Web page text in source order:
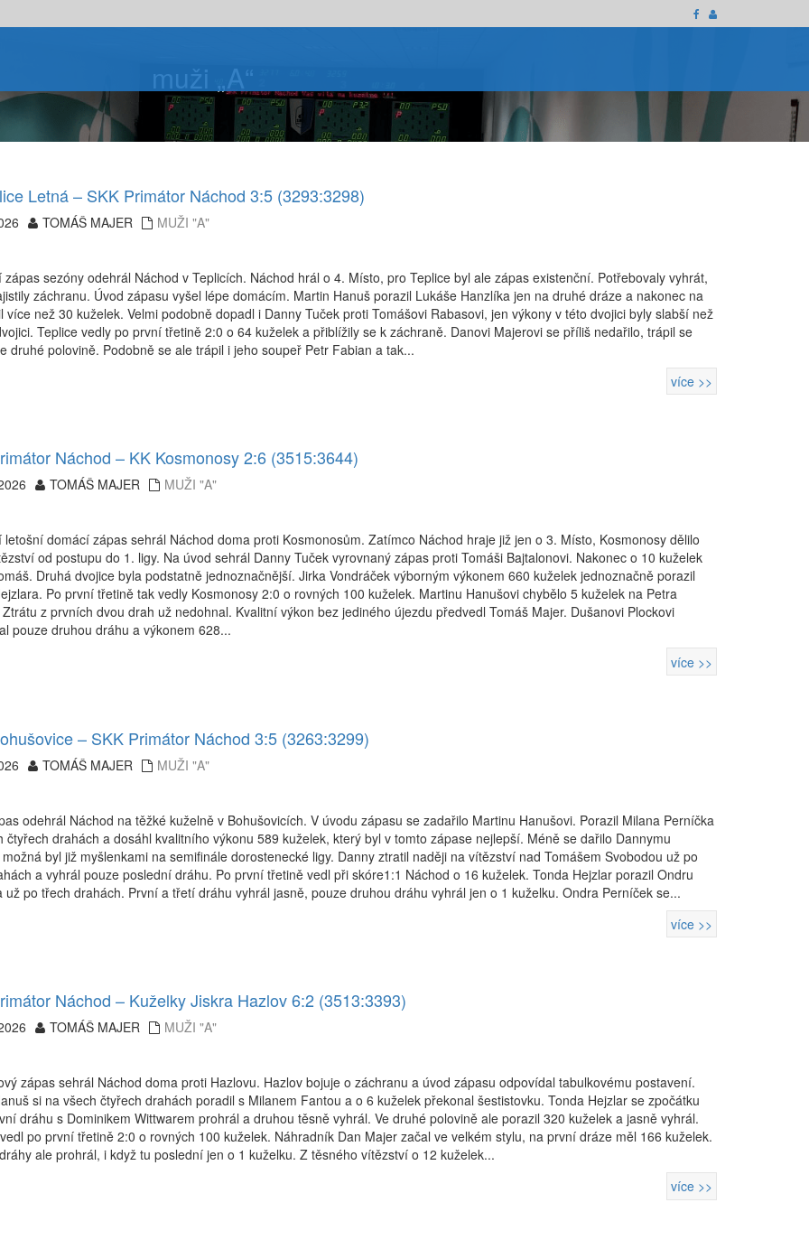
muži „A“
Letná – SKK Primátor Náchod 3:5 (3293:3298)
TOMÁŠ MAJER MUŽI "A"
zápas sezóny odehrál Náchod v Teplicích. Náchod hrál o 4. Místo, pro Teplice byl ale zápas existenční. Potřebovaly vyhrát,
záchranu. Úvod zápasu vyšel lépe domácím. Martin Hanuš porazil Lukáše Hanzlíka jen na druhé dráze a nakonec na
více než 30 kuželek. Velmi podobně dopadl i Danny Tuček proti Tomášovi Rabasovi, jen výkony v této dvojici byly slabší než
Teplice vedly po první třetině 2:0 o 64 kuželek a přiblížily se k záchraně. Danovi Majerovi se příliš nedařilo, trápil se
druhé polovině. Podobně se ale trápil i jeho soupeř Petr Fabian a tak...
více >>
Náchod – KK Kosmonosy 2:6 (3515:3644)
TOMÁŠ MAJER MUŽI "A"
letošní domácí zápas sehrál Náchod doma proti Kosmonosům. Zatímco Náchod hraje již jen o 3. Místo, Kosmonosy dělilo
od postupu do 1. ligy. Na úvod sehrál Danny Tuček vyrovnaný zápas proti Tomáši Bajtalonovi. Nakonec o 10 kuželek
Druhá dvojice byla podstatně jednoznačnější. Jirka Vondráček výborným výkonem 660 kuželek jednoznačně porazil
Po první třetině tak vedly Kosmonosy 2:0 o rovných 100 kuželek. Martinu Hanušovi chybělo 5 kuželek na Petra
z prvních dvou drah už nedohnal. Kvalitní výkon bez jediného újezdu předvedl Tomáš Majer. Dušanovi Plockovi
pouze druhou dráhu a výkonem 628...
více >>
– SKK Primátor Náchod 3:5 (3263:3299)
TOMÁŠ MAJER MUŽI "A"
odehrál Náchod na těžké kuželně v Bohušovicích. V úvodu zápasu se zadařilo Martinu Hanušovi. Porazil Milana Perníčka
čtyřech drahách a dosáhl kvalitního výkonu 589 kuželek, který byl v tomto zápase nejlepší. Méně se dařilo Dannymu
byl již myšlenkami na semifinále dorostenecké ligy. Danny ztratil naději na vítězství nad Tomášem Svobodou už po
a vyhrál pouze poslední dráhu. Po první třetině vedl při skóre1:1 Náchod o 16 kuželek. Tonda Hejzlar porazil Ondru
už po třech drahách. První a třetí dráhu vyhrál jasně, pouze druhou dráhu vyhrál jen o 1 kuželku. Ondra Perníček se...
více >>
Náchod – Kuželky Jiskra Hazlov 6:2 (3513:3393)
TOMÁŠ MAJER MUŽI "A"
zápas sehrál Náchod doma proti Hazlovu. Hazlov bojuje o záchranu a úvod zápasu odpovídal tabulkovému postavení.
si na všech čtyřech drahách poradil s Milanem Fantou a o 6 kuželek překonal šestistovku. Tonda Hejzlar se zpočátku
dráhu s Dominikem Wittwarem prohrál a druhou těsně vyhrál. Ve druhé polovině ale porazil 320 kuželek a jasně vyhrál.
po první třetině 2:0 o rovných 100 kuželek. Náhradník Dan Majer začal ve velkém stylu, na první dráze měl 166 kuželek.
ale prohrál, i když tu poslední jen o 1 kuželku. Z těsného vítězství o 12 kuželek...
více >>